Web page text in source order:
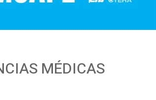
MÉDICAS